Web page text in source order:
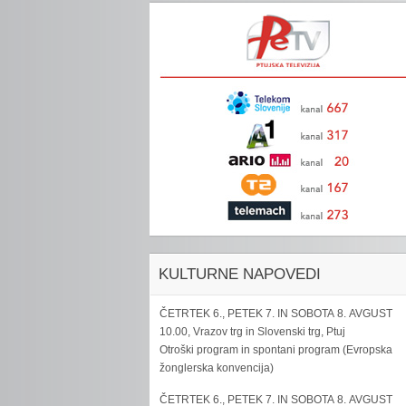
KULTURNE NAPOVEDI
ČETRTEK 6., PETEK 7. IN SOBOTA 8. AVGUST
10.00, Vrazov trg in Slovenski trg, Ptuj
Otroški program in spontani program (Evropska
žonglerska konvencija)
ČETRTEK 6., PETEK 7. IN SOBOTA 8. AVGUST